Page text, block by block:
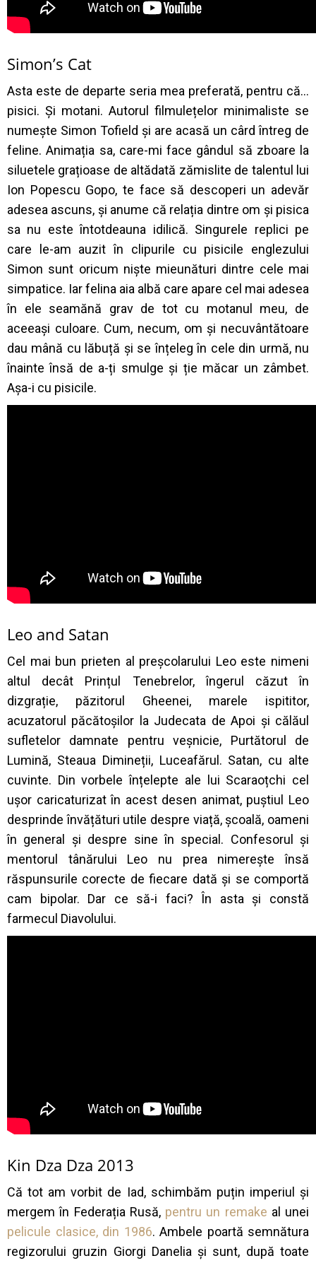
Simon’s Cat
Asta este de departe seria mea preferată, pentru că…
pisici. Și motani. Autorul filmulețelor minimaliste se
numește Simon Tofield și are acasă un cârd întreg de
feline. Animația sa, care-mi face gândul să zboare la
siluetele grațioase de altădată zămislite de talentul lui
Ion Popescu Gopo, te face să descoperi un adevăr
adesea ascuns, și anume că relația dintre om și pisica
sa nu este întotdeauna idilică. Singurele replici pe
care le-am auzit în clipurile cu pisicile englezului
Simon sunt oricum niște mieunături dintre cele mai
simpatice. Iar felina aia albă care apare cel mai adesea
în ele seamănă grav de tot cu motanul meu, de
aceeași culoare. Cum, necum, om și necuvântătoare
dau mână cu lăbuță și se înțeleg în cele din urmă, nu
înainte însă de a-ți smulge și ție măcar un zâmbet.
Așa-i cu pisicile.
Leo and Satan
Cel mai bun prieten al preșcolarului Leo este nimeni
altul decât Prințul Tenebrelor, îngerul căzut în
dizgrație, păzitorul Gheenei, marele ispititor,
acuzatorul păcătoșilor la Judecata de Apoi și călăul
sufletelor damnate pentru veșnicie, Purtătorul de
Lumină, Steaua Dimineții, Luceafărul. Satan, cu alte
cuvinte. Din vorbele înțelepte ale lui Scaraoțchi cel
ușor caricaturizat în acest desen animat, puștiul Leo
desprinde învățături utile despre viață, școală, oameni
în general și despre sine în special. Confesorul și
mentorul tânărului Leo nu prea nimerește însă
răspunsurile corecte de fiecare dată și se comportă
cam bipolar. Dar ce să-i faci? În asta și constă
farmecul Diavolului.
Kin Dza Dza 2013
Că tot am vorbit de Iad, schimbăm puțin imperiul și
mergem în Federația Rusă, pentru un remake al unei
pelicule clasice, din 1986. Ambele poartă semnătura
regizorului gruzin Giorgi Danelia și sunt, după toate